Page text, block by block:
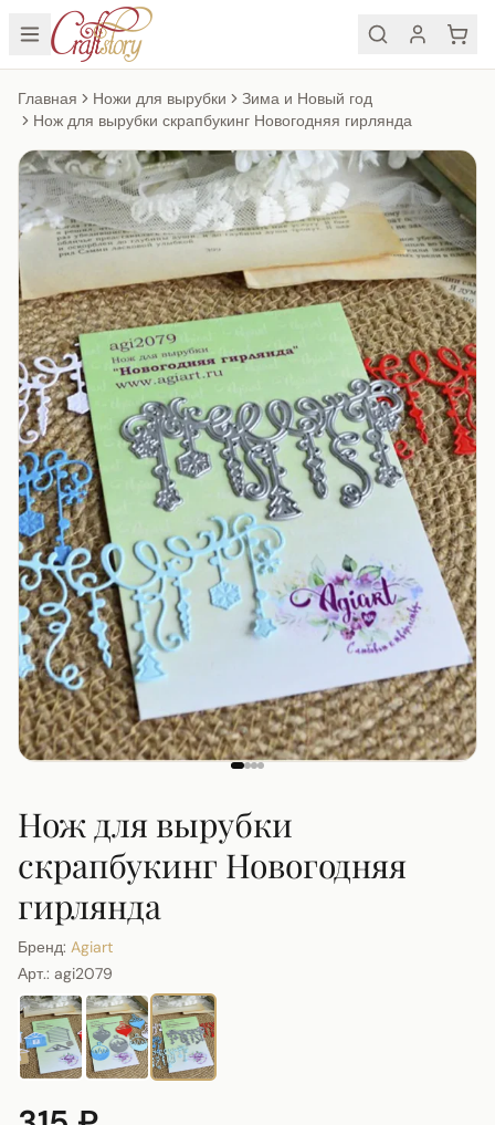
Главная Ножи для вырубки
Зима и Новый год
Нож для вырубки скрапбукинг Новогодняя гирлянда
Нож для вырубки
скрапбукинг Новогодняя
гирлянда
Бренд: Agiart
Арт.: agi2079